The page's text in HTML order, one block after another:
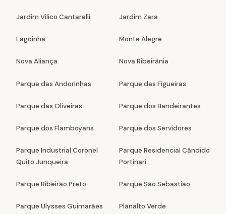
Jardim Vilico Cantarelli Jardim Zara
Lagoinha Monte Alegre
Nova Aliança Nova Ribeirânia
Parque das Andorinhas Parque das Figueiras
Parque das Oliveiras Parque dos Bandeirantes
Parque dos Flamboyans Parque dos Servidores
Parque Industrial Coronel
Quito Junqueira
Parque Residencial Cândido
Portinari
Parque Ribeirão Preto Parque São Sebastião
Parque Ulysses Guimarães Planalto Verde